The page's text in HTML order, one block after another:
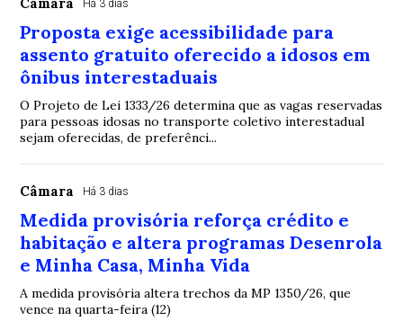
Há 3 dias
Proposta exige acessibilidade para
assento gratuito oferecido a idosos em
ônibus interestaduais
O Projeto de Lei 1333/26 determina que as vagas reservadas
para pessoas idosas no transporte coletivo interestadual
sejam oferecidas, de preferênci...
Câmara Há 3 dias
Medida provisória reforça crédito e
habitação e altera programas Desenrola
e Minha Casa, Minha Vida
A medida provisória altera trechos da MP 1350/26, que
vence na quarta-feira (12)